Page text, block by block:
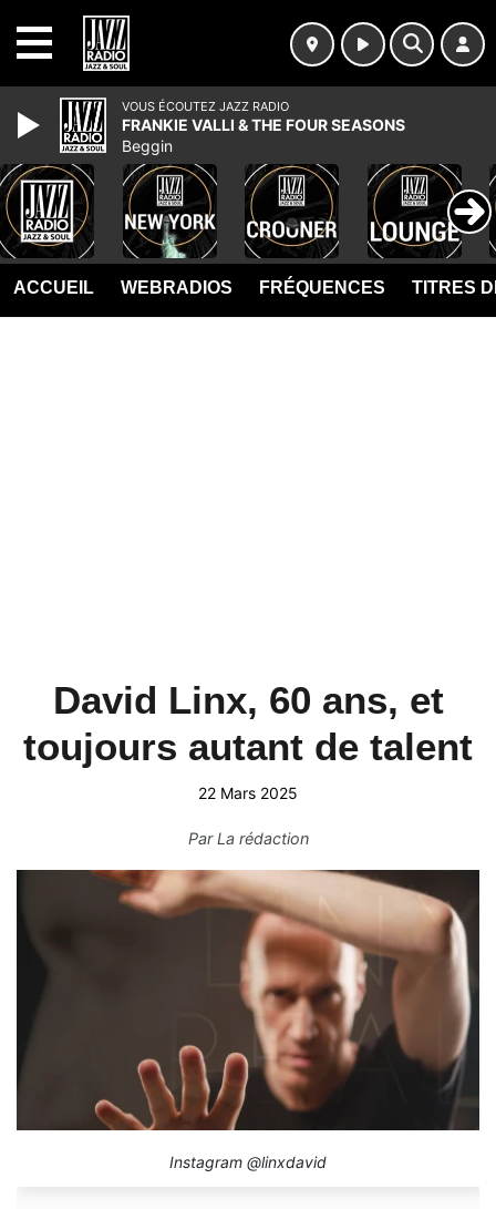
ACCUEIL WEBRADIOS FRÉQUENCES TITRES
David Linx, 60 ans, et
toujours autant de talent
22 Mars 2025
ParLa rédaction
Instagram @linxdavid
VOUS ÉCOUTEZ JAZZ RADIO
FRANKIE VALLI & THE FOUR SEASONS
Beggin